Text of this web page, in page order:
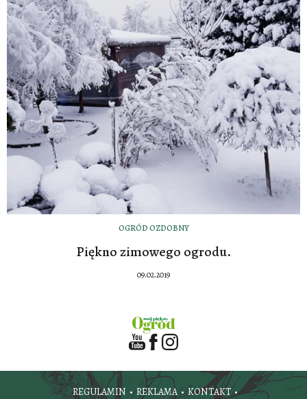
OGRÓD OZDOBNY
Piękno zimowego ogrodu.
09.02.2019
REGULAMIN REKLAMA
KONTAKT